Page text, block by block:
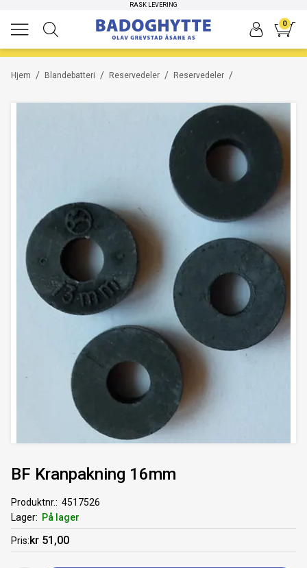
RASK LEVERING
HØYKVALITETS PRODUKTER
0
/
Hjem /
Blandebatteri /
Reservedeler /
Reservedeler
BF Kranpakning 16mm
Produktnr.
4517526
Lager
På lager
Pris kr 51,00